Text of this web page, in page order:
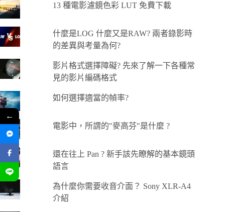
13 種電影濾鏡色彩 LUT 免費下載
什麼是LOG 什麼又是RAW? 兩者錄影時
的差異與考量為何?
影片格式選擇障礙? 先來了解一下各種常
見的影片編碼格式
如何選擇適當的幀率?
電影中，所謂的"麥高芬"是什麼 ?
還在往上 Pan ? 新手該先瞭解的基本鏡頭
語言
為什麼你需要收音介面？ Sony XLR-A4
介紹
←